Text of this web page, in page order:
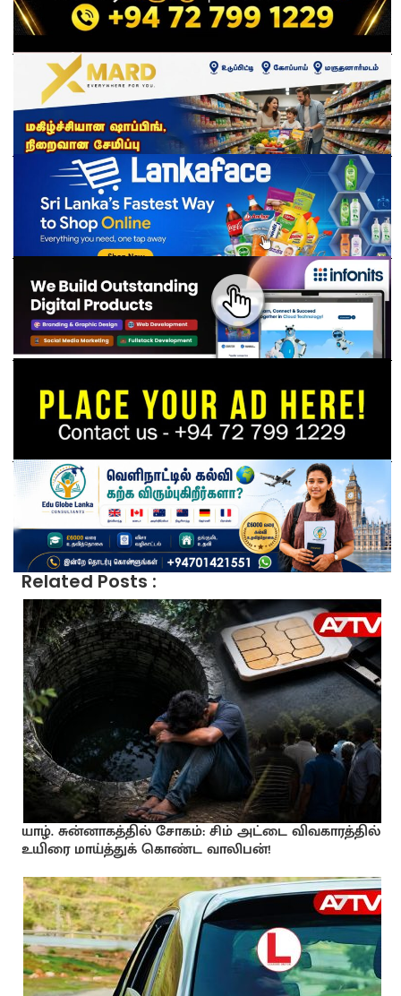
Related Posts :
யாழ். சுன்னாகத்தில் சோகம்: சிம் அட்டை விவகாரத்தில்
உயிரை மாய்த்துக் கொண்ட வாலிபன்!